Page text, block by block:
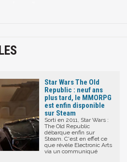
Star Wars The Old
Republic : neuf ans
plus tard, le MMORPG
est enfin disponible
sur Steam
Sorti en 2011, Star Wars :
The Old Republic
débarque enfin sur
Steam. C'est en effet ce
que révèle Electronic Arts
via un communiqué